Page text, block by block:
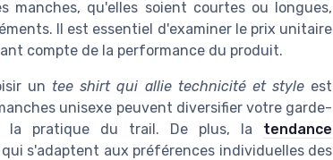
manches, qu'elles soient courtes ou longues,
Il est essentiel d'examiner le prix unitaire
compte de la performance du produit.
un tee shirt qui allie technicité et styleest
unisexe peuvent diversifier votre garde-
la pratique du trail. De plus, la tendance
s'adaptent aux préférences individuelles des